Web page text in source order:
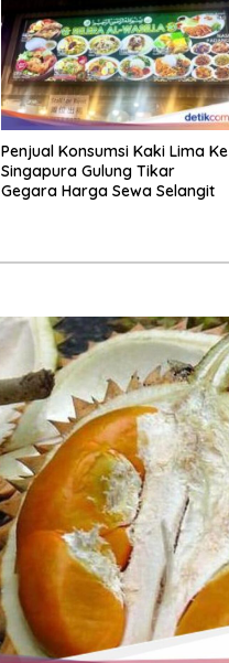
Penjual Konsumsi Kaki Lima Ke
Singapura Gulung Tikar
Gegara Harga Sewa Selangit